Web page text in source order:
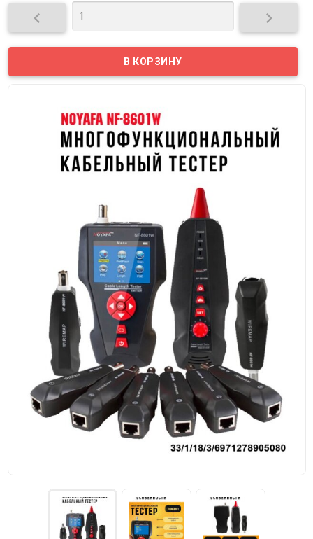
 